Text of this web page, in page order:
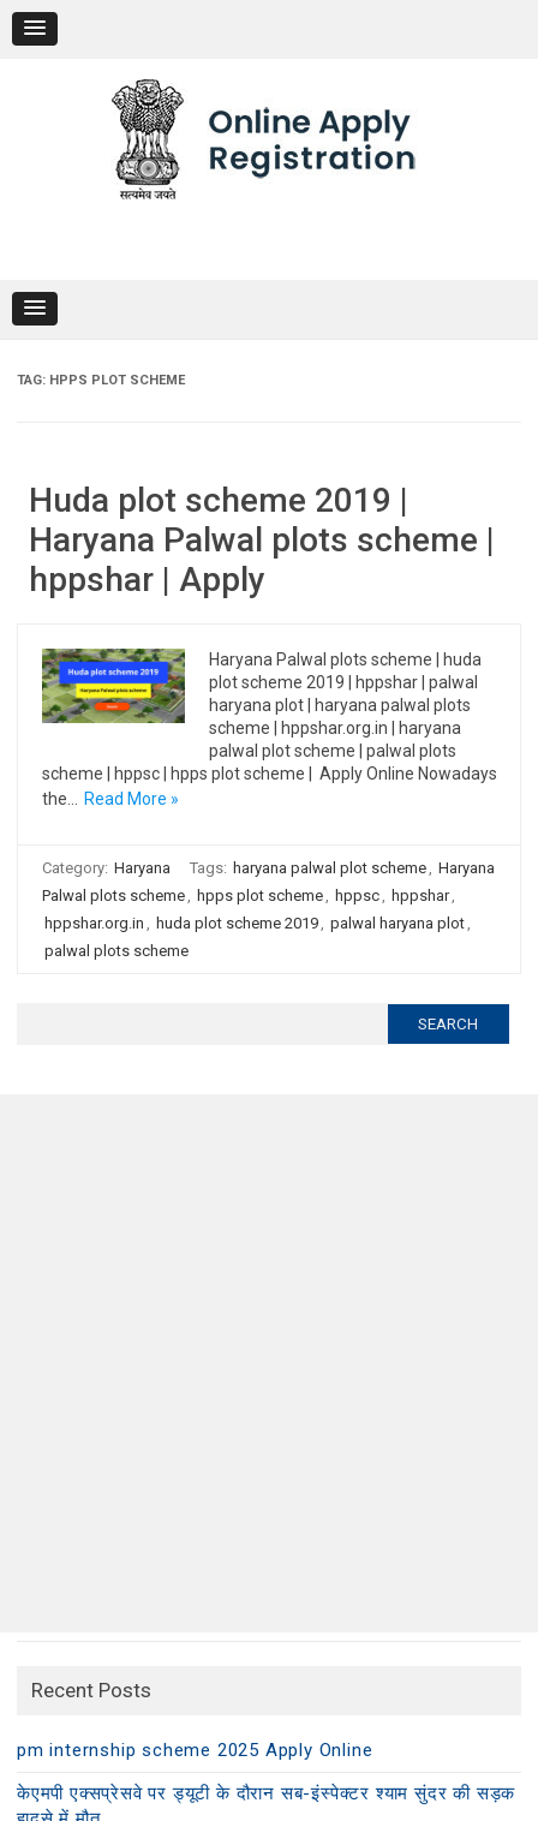
content
TAG: HPPS PLOT SCHEME
Huda plot scheme 2019 |
Haryana Palwal plots scheme |
hppshar | Apply
Haryana Palwal plots scheme | huda
plot scheme 2019 | hppshar | palwal
haryana plot | haryana palwal plots
scheme | hppshar.org.in | haryana
palwal plot scheme | palwal plots
scheme | hppsc | hpps plot scheme | Apply Online Nowadays
the…
Read More »
Category: Haryana Tags: haryana palwal plot scheme, Haryana
Palwal plots scheme, hpps plot scheme, hppsc, hppshar,
hppshar.org.in , huda plot scheme 2019, palwal haryana plot,
palwal plots scheme
Recent Posts
pm internship scheme 2025 Apply Online
केएमपी एक्सप्रेसवे पर ड्यूटी के दौरान सब-इंस्पेक्टर श्याम सुंदर की सड़क